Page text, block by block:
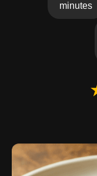
minutes